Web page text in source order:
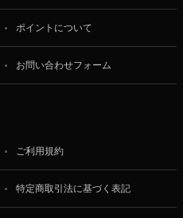
ポイントについて
お問い合わせフォーム
ご利用規約
特定商取引法に基づく表記